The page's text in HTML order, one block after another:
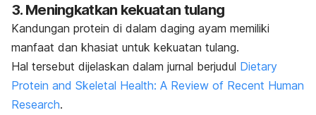
3. Meningkatkan kekuatan tulang
Kandungan protein di dalam daging ayam memiliki
manfaat dan khasiat untuk kekuatan tulang.
Hal tersebut dijelaskan dalam jurnal berjudul Dietary
Protein and Skeletal Health: A Review of Recent Human
Research.